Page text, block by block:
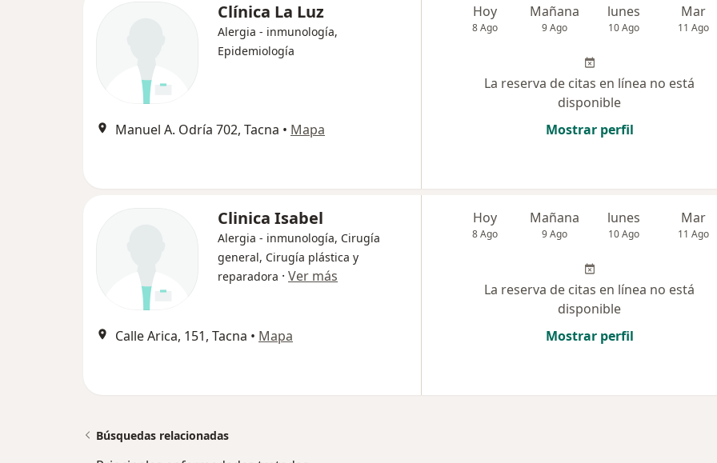
Clínica La Luz
Alergia - inmunología,
Epidemiología
Manuel A. Odría 702, Tacna • Mapa
Hoy
8 Ago
Mañana
9 Ago
lunes
10 Ago
Mar
11 Ago
La reserva de citas en línea no está
disponible
Mostrar perfil
Clinica Isabel
Alergia - inmunología, Cirugía
general, Cirugía plástica y
reparadora · Ver más
Calle Arica, 151, Tacna • Mapa
Hoy
8 Ago
Mañana
9 Ago
lunes
10 Ago
Mar
11 Ago
La reserva de citas en línea no está
disponible
Mostrar perfil
Búsquedas relacionadas